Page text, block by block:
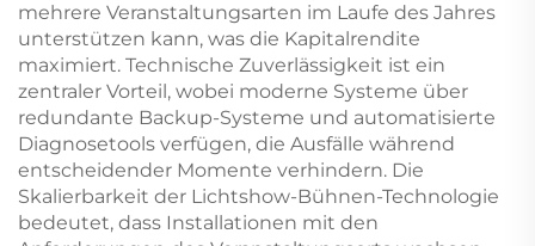
mehrere Veranstaltungsarten im Laufe des Jahres
unterstützen kann, was die Kapitalrendite
maximiert. Technische Zuverlässigkeit ist ein
zentraler Vorteil, wobei moderne Systeme über
redundante Backup-Systeme und automatisierte
Diagnosetools verfügen, die Ausfälle während
entscheidender Momente verhindern. Die
Skalierbarkeit der Lichtshow-Bühnen-Technologie
bedeutet, dass Installationen mit den